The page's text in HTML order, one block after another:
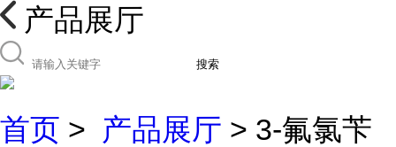
产品展厅
搜索
首页 > 产品展厅 > 3-氟氯苄